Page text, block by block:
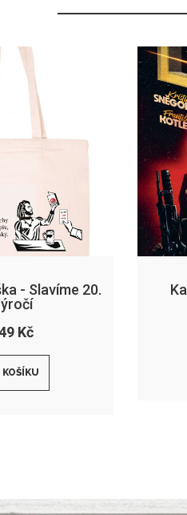
- Slavíme 20.
Kč
KOŠÍKU